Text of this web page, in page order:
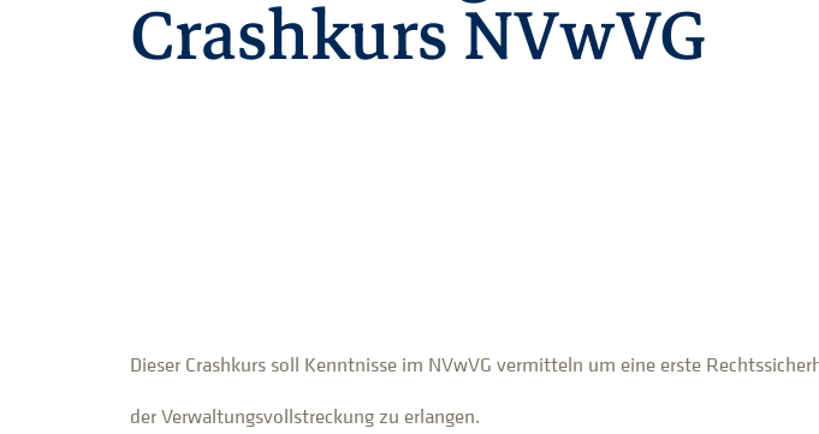
Crashkurs NVwVG
Dieser Crashkurs soll Kenntnisse im NVwVG vermitteln um eine erste
der Verwaltungsvollstreckung zu erlangen.